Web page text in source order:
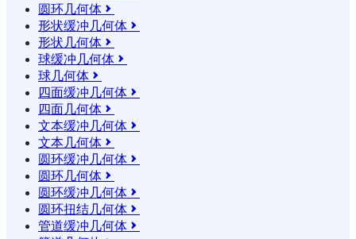
圆环几何体 
形状缓冲几何体 
形状几何体 
球缓冲几何体 
球几何体 
四面缓冲几何体 
四面几何体 
文本缓冲几何体 
文本几何体 
圆环缓冲几何体 
圆环几何体 
圆环缓冲几何体 
圆环扭结几何体 
管道缓冲几何体 